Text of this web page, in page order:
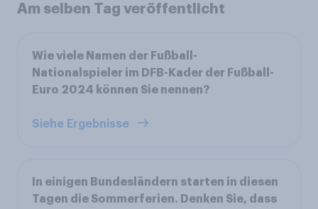
Am selben Tag veröffentlicht
Wie viele Namen der Fußball-
Nationalspieler im DFB-Kader der Fußball-
Euro 2024 können Sie nennen?
Siehe Ergebnisse
In einigen Bundesländern starten in diesen
Tagen die Sommerferien. Denken Sie, dass